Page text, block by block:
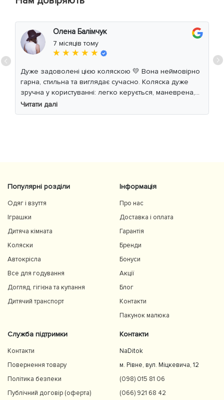
Олена Балімчук
7 місяців тому
★ ★ ★ ★ ★
Дуже задоволені цією коляскою 💛 Вона неймовірно
гарна, стильна та виглядає сучасно. Коляска дуже
зручна у користуванні: легко керується, маневрена,
м’який хід навіть по нерівній дорозі. Дитині
комфортно, просторе сидіння та великий капюшон
Читати далі
Популярні розділи
Одяг і взуття
Іграшки
Дитяча кімната
Коляски
Автокрісла
Все для годування
Догляд, гігієна та купання
Дитячий транспорт
Інформація
Про нас
Доставка і оплата
Гарантія
Бренди
Бонуси
Акції
Блог
Контакти
Пакунок малюка
Служба підтримки
Контакти
Повернення товару
Політика безпеки
Публічний договір (оферта)
Контакти
NaDitok
м. Рівне, вул. Міцкевича, 12
(098) 015 81 06
(066) 921 68 42